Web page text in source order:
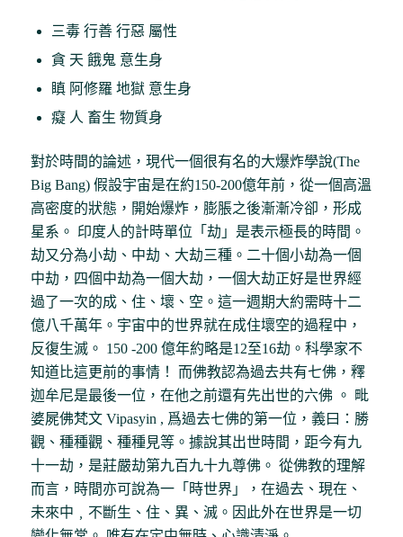
三毒 行善 行惡 屬性
貪 天 餓鬼 意生身
瞋 阿修羅 地獄 意生身
癡 人 畜生 物質身
對於時間的論述，現代一個很有名的大爆炸學說(The
Big Bang) 假設宇宙是在約150-200億年前，從一個高溫
高密度的狀態，開始爆炸，膨脹之後漸漸冷卻，形成
星系。 印度人的計時單位「劫」是表示極長的時間。
劫又分為小劫、中劫、大劫三種。二十個小劫為一個
中劫，四個中劫為一個大劫，一個大劫正好是世界經
過了一次的成、住、壞、空。這一週期大約需時十二
億八千萬年。宇宙中的世界就在成住壞空的過程中，
反復生滅。 150 -200 億年約略是12至16劫。科學家不
知道比這更前的事情！ 而佛教認為過去共有七佛，釋
迦牟尼是最後一位，在他之前還有先出世的六佛 。 毗
婆屍佛梵文 Vipasyin , 爲過去七佛的第一位，義曰：勝
觀、種種觀、種種見等。據說其出世時間，距今有九
十一劫，是莊嚴劫第九百九十九尊佛。 從佛教的理解
而言，時間亦可說為一「時世界」，在過去、現在、
未來中﹐不斷生、住、異、滅。因此外在世界是一切